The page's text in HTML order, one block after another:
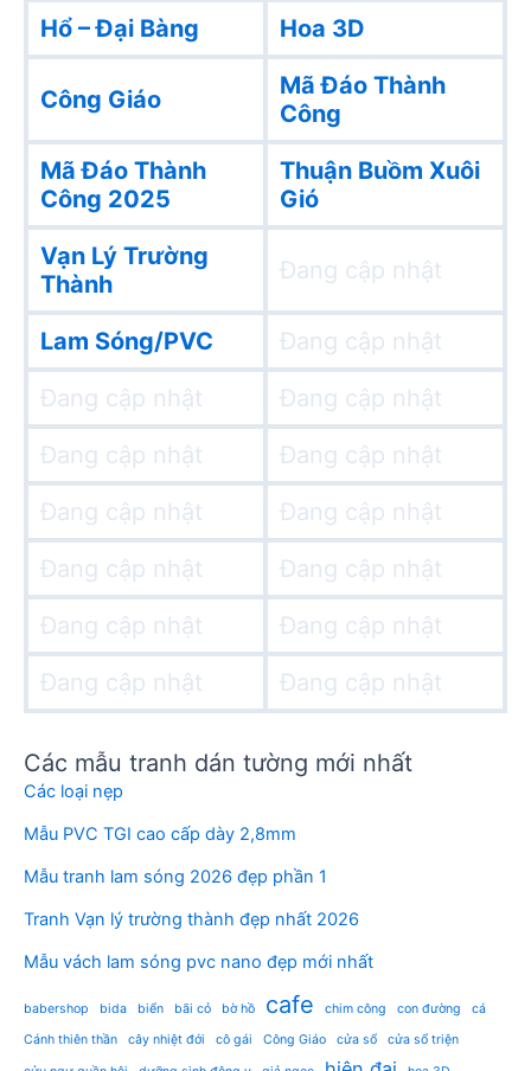
Hổ – Đại Bàng
Hoa 3D
Công Giáo
Mã Đáo Thành
Công
Mã Đáo Thành
Công 2025
Thuận Buồm Xuôi
Gió
Vạn Lý Trường
Thành
Đang cập nhật
Lam Sóng/PVC
Đang cập nhật
Đang cập nhật
Đang cập nhật
Đang cập nhật
Đang cập nhật
Đang cập nhật
Đang cập nhật
Đang cập nhật
Đang cập nhật
Đang cập nhật
Đang cập nhật
Đang cập nhật
Đang cập nhật
Các mẫu tranh dán tường mới nhất
Các loại nẹp
Mẫu PVC TGI cao cấp dày 2,8mm
Mẫu tranh lam sóng 2026 đẹp phần 1
Tranh Vạn lý trường thành đẹp nhất 2026
Mẫu vách lam sóng pvc nano đẹp mới nhất
babershop bida biển bãi cỏ bờ hồ cafe chim công con đường
cá
Cánh thiên thần
cây nhiệt đới cô gái Công Giáo cửa sổ cửa sổ triện